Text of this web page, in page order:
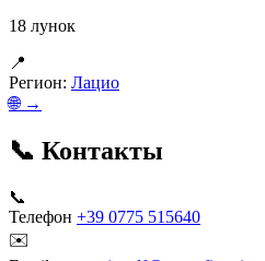
18 лунок
📍
Регион: Лацио
🌐 →
📞 Контакты
📞
Телефон +39 0775 515640
✉️